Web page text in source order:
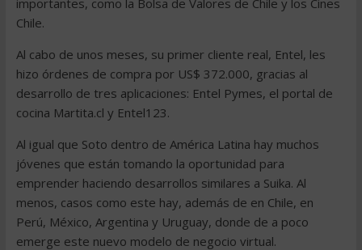
importantes, como la Bolsa de Valores de Chile y los Cines
Chile.
Al cabo de unos meses, su primer cliente real, Entel, les
hizo órdenes de compra por US$ 372.000, gracias al
desarrollo de tres aplicaciones: Entel Pymes, el portal de
cocina Martita.cl y Entel123.
Al igual que Soto dentro de América Latina hay muchos
jóvenes que están tomando la oportunidad para
emprender haciendo desarrollos similares a Suika. Al
menos, casos como este hay, además de en Chile, en
Perú, México, Argentina y Uruguay, donde de a poco
emerge este nuevo modelo de negocio virtual.